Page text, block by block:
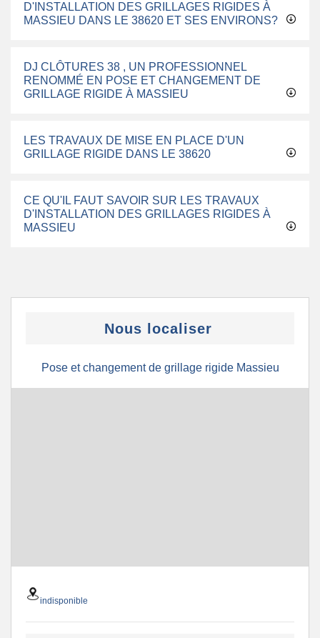
D'INSTALLATION DES GRILLAGES RIGIDES À
MASSIEU DANS LE 38620 ET SES ENVIRONS?
DJ CLÔTURES 38 , UN PROFESSIONNEL
RENOMMÉ EN POSE ET CHANGEMENT DE
GRILLAGE RIGIDE À MASSIEU
LES TRAVAUX DE MISE EN PLACE D'UN
GRILLAGE RIGIDE DANS LE 38620
CE QU'IL FAUT SAVOIR SUR LES TRAVAUX
D'INSTALLATION DES GRILLAGES RIGIDES À
MASSIEU
Nous localiser
Pose et changement de grillage rigide Massieu
indisponible